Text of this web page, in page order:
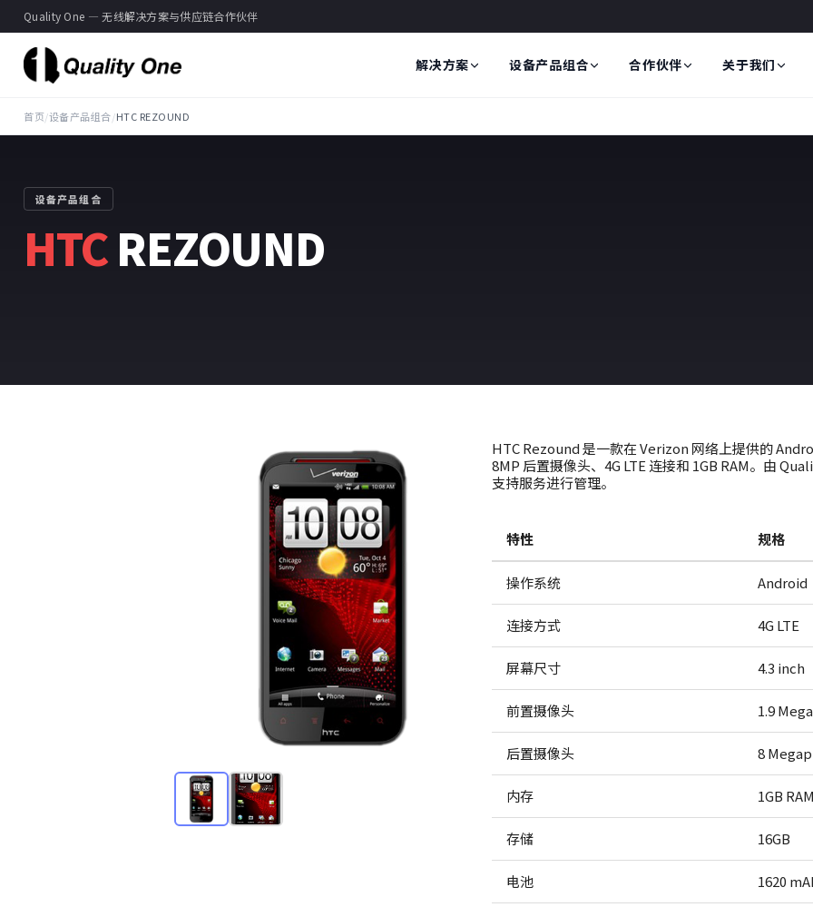
Quality One — 无线解决方案与供应链合作伙伴
解决方案 设备产品组合 合作伙伴 关于我们
首页/设备产品组合/HTC REZOUND
设备产品组合
HTCREZOUND
HTC Rezound 是一款在 Verizon 网络上提供的
8MP 后置摄像头、4G LTE 连接和 1GB RAM。由
支持服务进行管理。
特性 规格
操作系统 Android
连接方式 4G LTE
屏幕尺寸 4.3 inch
前置摄像头 1.9
后置摄像头 8
内存 1GB
存储 16GB
电池 1620